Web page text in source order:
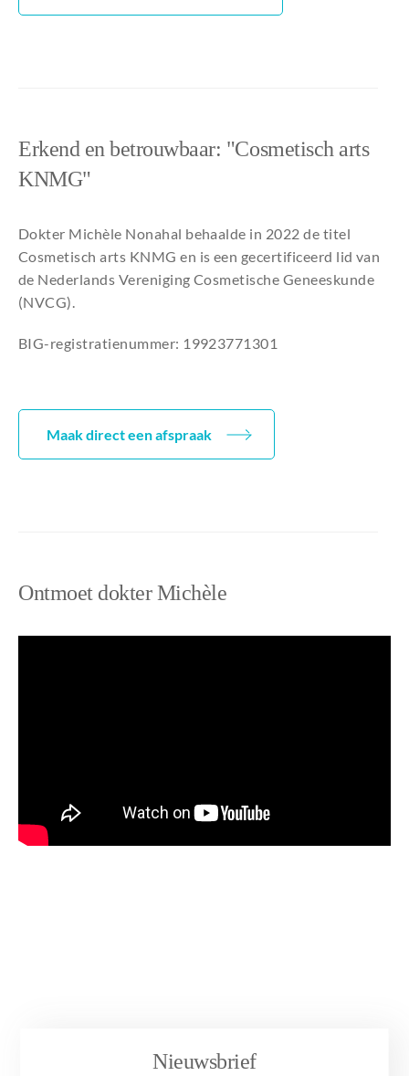
Erkend en betrouwbaar: "Cosmetisch arts
KNMG"
Dokter Michèle Nonahal behaalde in 2022 de titel
Cosmetisch arts KNMG en is een gecertificeerd lid van
de Nederlands Vereniging Cosmetische Geneeskunde
(NVCG).
BIG-registratienummer: 19923771301
Maak direct een afspraak
Ontmoet dokter Michèle
Nieuwsbrief